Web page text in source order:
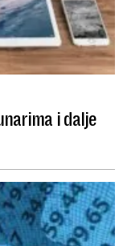
i dalje